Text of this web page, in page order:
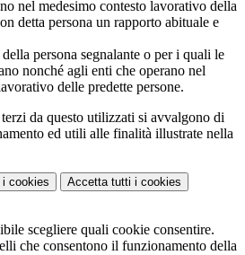
nel medesimo contesto lavorativo della
detta persona un rapporto abituale e
persona segnalante o per i quali le
nonché agli enti che operano nel
delle predette persone.
da questo utilizzati si avvalgono di
ed utili alle finalità illustrate nella
i cookies Accetta tutti i cookies
scegliere quali cookie consentire.
che consentono il funzionamento della